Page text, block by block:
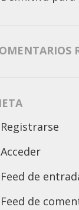
Registrarse
Acceder
Feed de
Feed de